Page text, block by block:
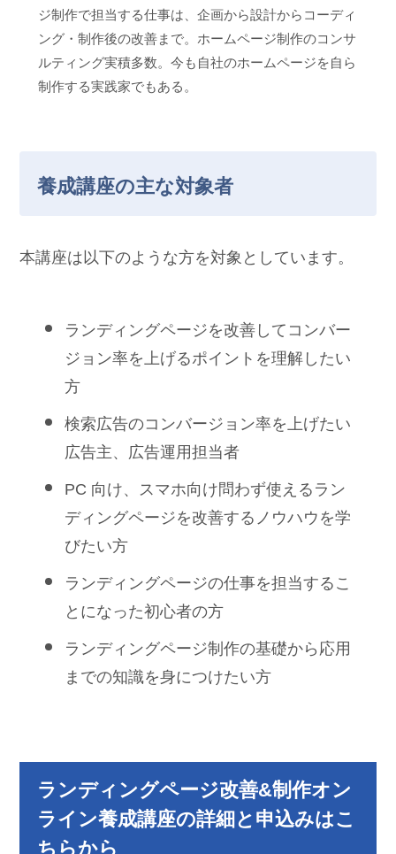
ジ制作で担当する仕事は、企画から設計からコーディ
ング・制作後の改善まで。ホームページ制作のコンサ
ルティング実積多数。今も自社のホームページを自ら
制作する実践家でもある。
養成講座の主な対象者
本講座は以下のような方を対象としています。
ランディングページを改善してコンバー
ジョン率を上げるポイントを理解したい
方
検索広告のコンバージョン率を上げたい
広告主、広告運用担当者
PC 向け、スマホ向け問わず使えるラン
ディングページを改善するノウハウを学
びたい方
ランディングページの仕事を担当するこ
とになった初心者の方
ランディングページ制作の基礎から応用
までの知識を身につけたい方
ランディングページ改善&制作オン
ライン養成講座の詳細と申込みはこ
ちらから